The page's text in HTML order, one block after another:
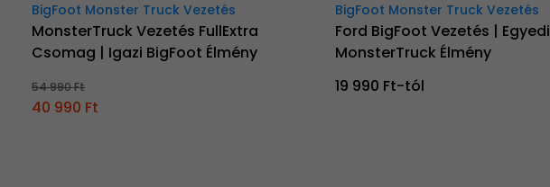
BigFoot Monster Truck Vezetés
MonsterTruck Vezetés FullExtra
Csomag | Igazi BigFoot Élmény
54 990 Ft
40 990 Ft
BigFoot Monster Truck Vezetés
Ford BigFoot Vezetés | Egyedi
MonsterTruck Élmény
19 990 Ft-tól